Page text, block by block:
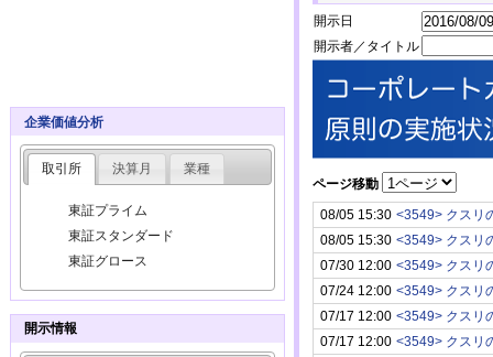
開示日
開示者／タイトル
ページ移動
08/05 15:30
08/05 15:30
07/30 12:00
07/24 12:00
07/17 12:00
07/17 12:00
企業価値分析
取引所 決算月 業種
東証プライム
東証スタンダード
東証グロース
開示情報